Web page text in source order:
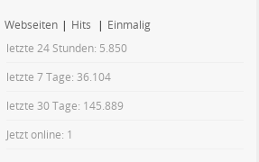
Webseiten | Hits | Einmalig
letzte 24 Stunden: 5.850
letzte 7 Tage: 36.104
letzte 30 Tage: 145.889
Jetzt online: 1